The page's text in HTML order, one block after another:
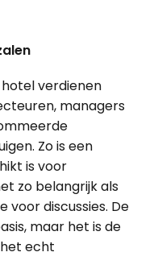
verdienen
managers
Zo is een
is voor
zo belangrijk als
voor discussies. De
maar het is de
echt